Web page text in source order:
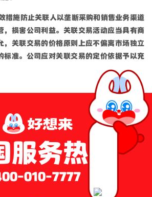
措施防止关联人以垄断采购和销售业务渠道
，损害公司利益。关联交易活动应当具有商
，关联交易的价格原则上应不偏离市场独立
标准。公司应对关联交易的定价依据予以充
务热线
010-7777